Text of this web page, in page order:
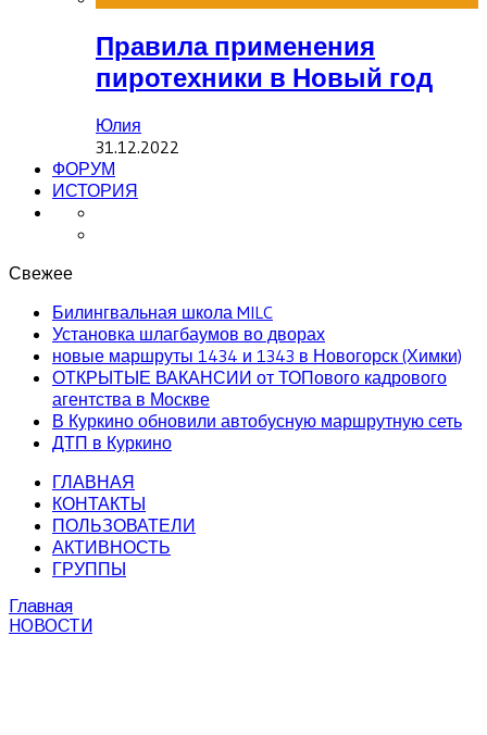
Правила применения
пиротехники в Новый год
Юлия
31.12.2022
ФОРУМ
ИСТОРИЯ
Свежее
Билингвальная школа MILC
Установка шлагбаумов во дворах
новые маршруты 1434 и 1343 в Новогорск (Химки)
ОТКРЫТЫЕ ВАКАНСИИ от ТОПового кадрового
агентства в Москве
В Куркино обновили автобусную маршрутную сеть
ДТП в Куркино
ГЛАВНАЯ
КОНТАКТЫ
ПОЛЬЗОВАТЕЛИ
АКТИВНОСТЬ
ГРУППЫ
Главная
НОВОСТИ